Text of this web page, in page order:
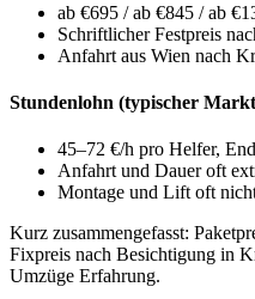
ab €695 / ab €845 / ab
Schriftlicher Festpreis
Anfahrt aus Wien nach
Stundenlohn (typischer
45–72 €/h pro Helfer,
Anfahrt und Dauer oft
Montage und Lift oft
Kurz zusammengefasst:
Fixpreis nach Besichtigung in
Umzüge Erfahrung.